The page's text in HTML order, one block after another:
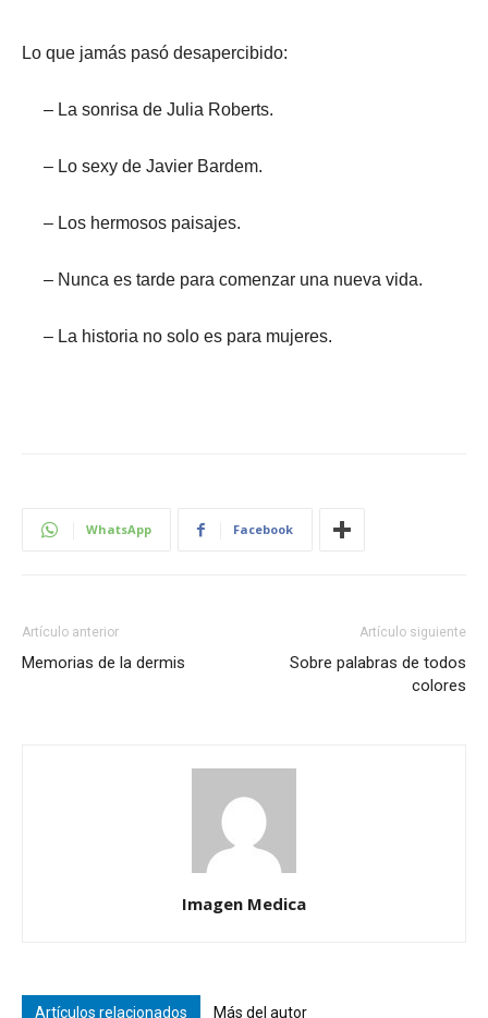
Lo que jamás pasó desapercibido:
– La sonrisa de Julia Roberts.
– Lo sexy de Javier Bardem.
– Los hermosos paisajes.
– Nunca es tarde para comenzar una nueva vida.
– La historia no solo es para mujeres.
WhatsApp Facebook
Artículo anterior
Memorias de la dermis
Artículo siguiente
Sobre palabras de todos
colores
Imagen Medica
Artículos relacionados Más del autor